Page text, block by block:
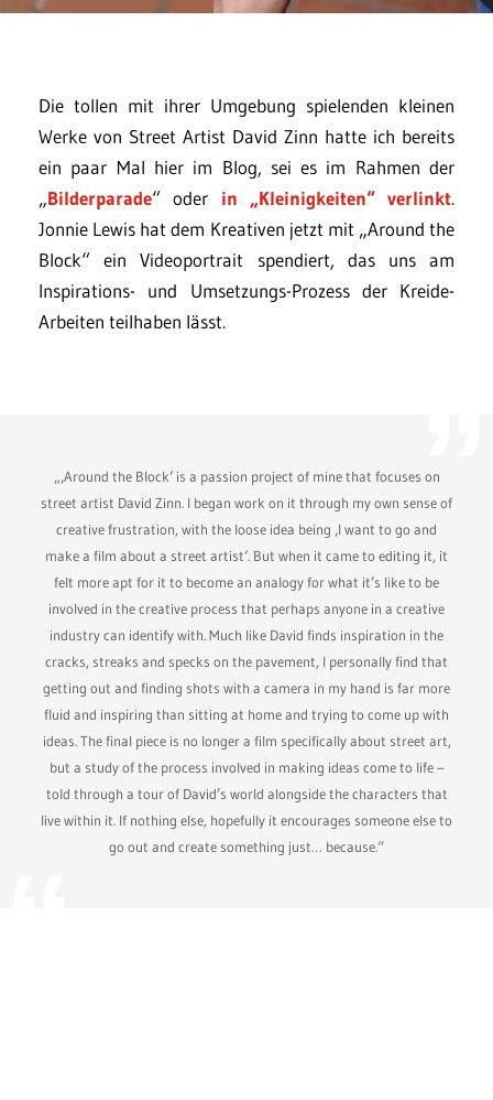
Die tollen mit ihrer Umgebung spielenden kleinen
Werke von Street Artist David Zinn hatte ich bereits
ein paar Mal hier im Blog, sei es im Rahmen der
„Bilderparade“ oder in „Kleinigkeiten“ verlinkt.
Jonnie Lewis hat dem Kreativen jetzt mit „Around the
Block“ ein Videoportrait spendiert, das uns am
Inspirations- und Umsetzungs-Prozess der Kreide-
Arbeiten teilhaben lässt.
„‚Around the Block‘ is a passion project of mine that focuses on
street artist David Zinn. I began work on it through my own sense of
creative frustration, with the loose idea being ‚I want to go and
make a film about a street artist‘. But when it came to editing it, it
felt more apt for it to become an analogy for what it’s like to be
involved in the creative process that perhaps anyone in a creative
industry can identify with. Much like David finds inspiration in the
cracks, streaks and specks on the pavement, I personally find that
getting out and finding shots with a camera in my hand is far more
fluid and inspiring than sitting at home and trying to come up with
ideas. The final piece is no longer a film specifically about street art,
but a study of the process involved in making ideas come to life –
told through a tour of David’s world alongside the characters that
live within it. If nothing else, hopefully it encourages someone else to
go out and create something just… because.“